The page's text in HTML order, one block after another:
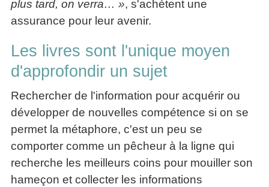
plus tard, on verra… », s'achètent une
assurance pour leur avenir.
Les livres sont l'unique moyen
d'approfondir un sujet
Rechercher de l'information pour acquérir ou
développer de nouvelles compétence si on se
permet la métaphore, c'est un peu se
comporter comme un pêcheur à la ligne qui
recherche les meilleurs coins pour mouiller son
hameçon et collecter les informations